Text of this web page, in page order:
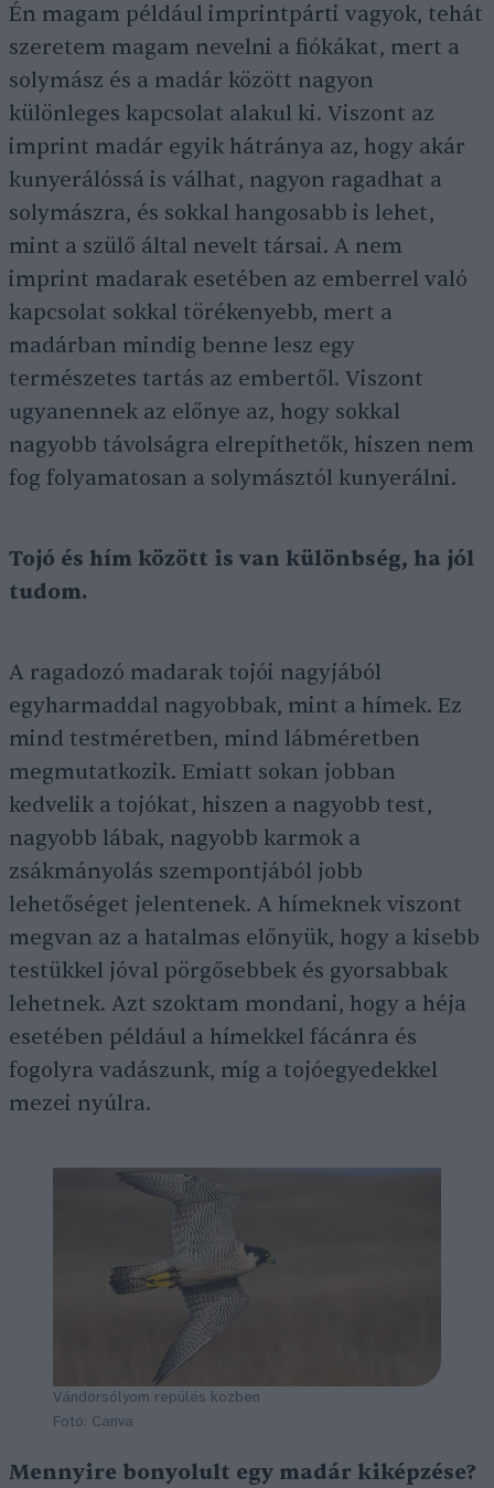
Én magam például imprintpárti vagyok, tehát
szeretem magam nevelni a fiókákat, mert a
solymász és a madár között nagyon
különleges kapcsolat alakul ki. Viszont az
imprint madár egyik hátránya az, hogy akár
kunyerálóssá is válhat, nagyon ragadhat a
solymászra, és sokkal hangosabb is lehet,
mint a szülő által nevelt társai. A nem
imprint madarak esetében az emberrel való
kapcsolat sokkal törékenyebb, mert a
madárban mindig benne lesz egy
természetes tartás az embertől. Viszont
ugyanennek az előnye az, hogy sokkal
nagyobb távolságra elrepíthetők, hiszen nem
fog folyamatosan a solymásztól kunyerálni.
Tojó és hím között is van különbség, ha jól
tudom.
A ragadozó madarak tojói nagyjából
egyharmaddal nagyobbak, mint a hímek. Ez
mind testméretben, mind lábméretben
megmutatkozik. Emiatt sokan jobban
kedvelik a tojókat, hiszen a nagyobb test,
nagyobb lábak, nagyobb karmok a
zsákmányolás szempontjából jobb
lehetőséget jelentenek. A hímeknek viszont
megvan az a hatalmas előnyük, hogy a kisebb
testükkel jóval pörgősebbek és gyorsabbak
lehetnek. Azt szoktam mondani, hogy a héja
esetében például a hímekkel fácánra és
fogolyra vadászunk, míg a tojóegyedekkel
mezei nyúlra.
Vándorsólyom repülés közben
Fotó: Canva
Mennyire bonyolult egy madár kiképzése?